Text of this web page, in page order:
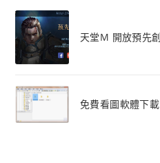
天堂M 開放預先
免費看圖軟體下